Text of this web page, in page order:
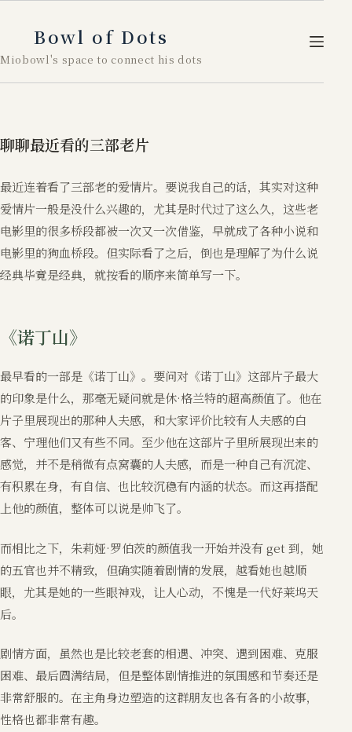
容
Bowl of Dots
Miobowl's space to connect his dots
聊聊最近看的三部老片
最近连着看了三部老的爱情片。要说我自己的话，其实对这种
爱情片一般是没什么兴趣的，尤其是时代过了这么久，这些老
电影里的很多桥段都被一次又一次借鉴，早就成了各种小说和
电影里的狗血桥段。但实际看了之后，倒也是理解了为什么说
经典毕竟是经典，就按看的顺序来简单写一下。
《诺丁山》
最早看的一部是《诺丁山》。要问对《诺丁山》这部片子最大
的印象是什么，那毫无疑问就是休·格兰特的超高颜值了。他在
片子里展现出的那种人夫感，和大家评价比较有人夫感的白
客、宁理他们又有些不同。至少他在这部片子里所展现出来的
感觉，并不是稍微有点窝囊的人夫感，而是一种自己有沉淀、
有积累在身，有自信、也比较沉稳有内涵的状态。而这再搭配
上他的颜值，整体可以说是帅飞了。
而相比之下，朱莉娅·罗伯茨的颜值我一开始并没有 get 到，她
的五官也并不精致，但确实随着剧情的发展，越看她也越顺
眼，尤其是她的一些眼神戏，让人心动，不愧是一代好莱坞天
后。
剧情方面，虽然也是比较老套的相遇、冲突、遇到困难、克服
困难、最后圆满结局，但是整体剧情推进的氛围感和节奏还是
非常舒服的。在主角身边塑造的这群朋友也各有各的小故事，
性格也都非常有趣。